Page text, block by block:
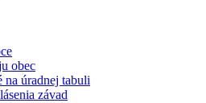
obec
na úradnej tabuli
závad